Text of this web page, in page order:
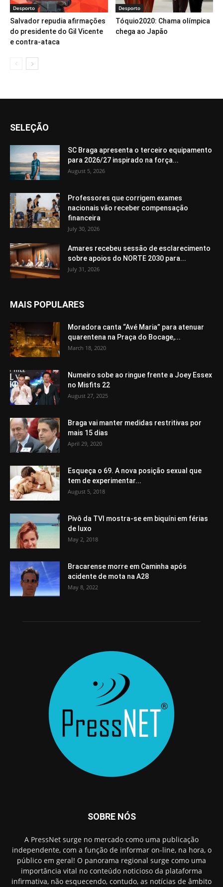
Desporto
Salvador repudia afirmações
do presidente do Gil Vicente
e contra-ataca
Desporto
Tóquio2020: Chama olímpica
chega ao Japão
SELEÇÃO
SC Braga apresenta o terceiro equipamento
para 2026/27 inspirado na força...
August 5, 2026
Professores que corrigem exames
nacionais vão receber compensação
financeira
July 30, 2026
Amares recebeu sessão de esclarecimento
sobre apoios do NORTE 2030 para...
July 31, 2026
MAIS POPULARES
Moradora canta “Avé Maria” para atenuar
quarentena na Praça do Bocage,...
March 18, 2020
Numeiro sobe ao ringue frente a Joey Essex
no Misfits 22
August 27, 2025
Braga vai manter medidas restritivas por
mais 15 dias
April 29, 2020
Esqueça o 69. A nova posição sexual que
tem de experimentar...
August 5, 2018
Pivô da TVI mostra-se em biquíni em férias
de luxo
May 2, 2018
Bracarense morre em Caminha após
acidente de mota na A28
May 8, 2022
SOBRE NÓS
A PressNet surge no mercado como uma publicação
independente, com a função de informar on-line, na hora, o
público em geral! O panorama regional surge como uma
importância vital no conteúdo noticioso da plataforma
infirmativa, não esquecendo, contudo, as notícias de âmbito